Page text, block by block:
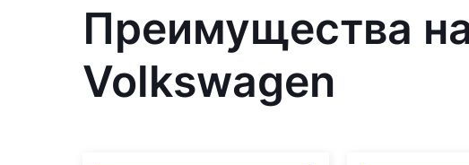
Преимущества
Volkswagen